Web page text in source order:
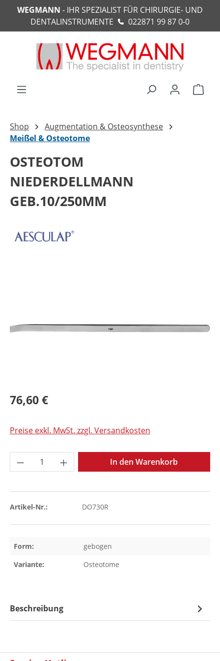
springen
WEGMANN - IHR SPEZIALIST FÜR CHIRURGIE- UND
DENTALINSTRUMENTE
022871 99 87 0-0
Shop
Augmentation & Osteosynthese
Meißel & Osteotome
OSTEOTOM
NIEDERDELLMANN
GEB.10/250MM
76,60 €
Preise exkl. MwSt. zzgl. Versandkosten
Produkt Anzahl: Gib den gewünschten
In den Warenkorb
Artikel-Nr.: DO730R
Form:
gebogen
Variante:
Osteotome
Beschreibung